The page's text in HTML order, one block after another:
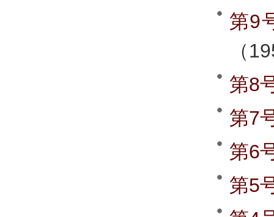
第9
（
第8
第7
第6
第5